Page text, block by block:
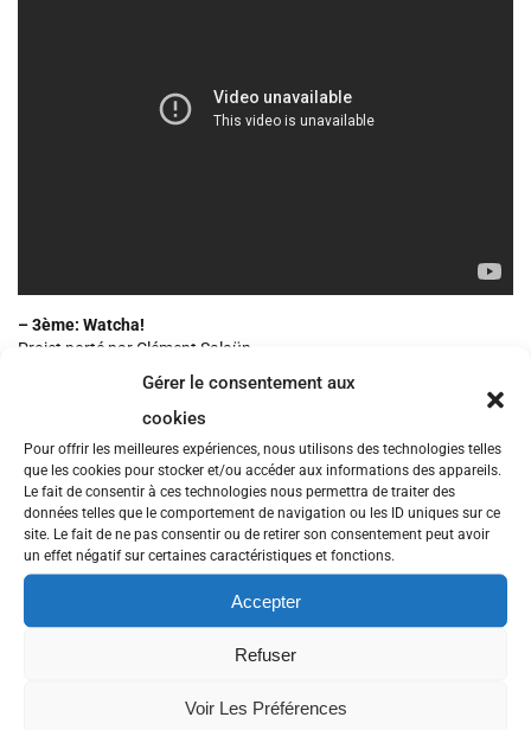
Gérer le consentement aux
cookies
Pour offrir les meilleures expériences, nous utilisons des technologies telles
que les cookies pour stocker et/ou accéder aux informations des appareils.
Le fait de consentir à ces technologies nous permettra de traiter des
données telles que le comportement de navigation ou les ID uniques sur ce
site. Le fait de ne pas consentir ou de retirer son consentement peut avoir
un effet négatif sur certaines caractéristiques et fonctions.
Accepter
Refuser
Voir Les Préférences
– 3ème: Watcha!
Projet porté par Clément Salaün.